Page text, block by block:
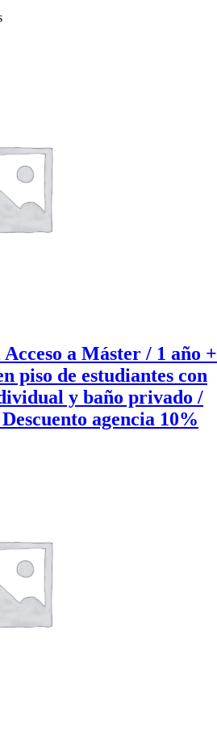
a Máster / 1 año +
piso de estudiantes con
y baño privado /
agencia 10%